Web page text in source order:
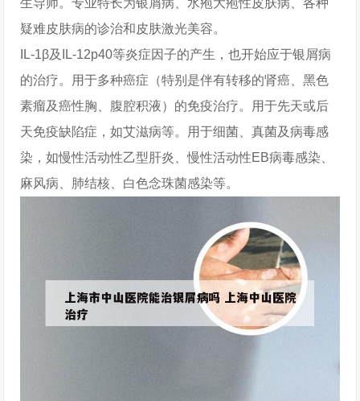
生导师。专业特长为银屑病、水疱大疱性皮肤病、各种
疑难皮肤病的诊治和皮肤激光美容。
IL-1β及IL-12p40等炎症因子的产生，也开始应于银屑病
的治疗。用于多种癌症（特别是伴有转移的肾癌、黑色
素瘤及癌性胸、腹腔积液）的免疫治疗。用于先天或后
天免疫缺陷症，如艾滋病等。用于细菌、真菌及病毒感
染，如慢性活动性乙型肝炎、慢性活动性EB病毒感染、
麻风病、肺结核、白色念珠菌感染等。